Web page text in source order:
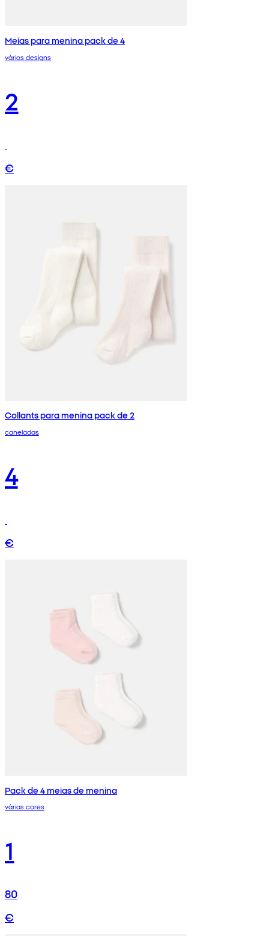
Meias para menina pack de 4
vários designs
2
€
Collants para menina pack de 2
caneladas
4
€
Pack de 4 meias de menina
várias cores
1
80
€